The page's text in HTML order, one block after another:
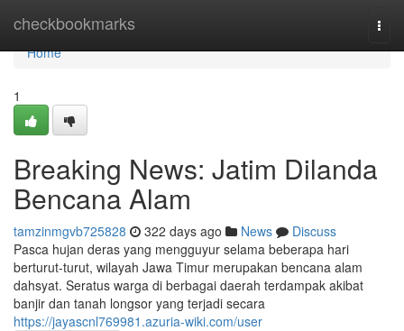
checkbookmarks
Home
Home
1
Breaking News: Jatim Dilanda
Bencana Alam
tamzinmgvb725828 322 days ago News
Discuss
Pasca hujan deras yang mengguyur selama beberapa hari
berturut-turut, wilayah Jawa Timur merupakan bencana alam
dahsyat. Seratus warga di berbagai daerah terdampak akibat
banjir dan tanah longsor yang terjadi secara
https://jayascnl769981.azuria-wiki.com/user